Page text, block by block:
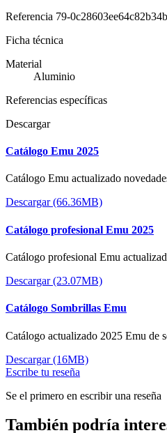
Referencia 79-
Ficha técnica
Material
Aluminio
Referencias específicas
Descargar
Catálogo Emu 2025
Catálogo Emu actualizado
Descargar (66.36MB)
Catálogo profesional Emu 2025
Catálogo profesional Emu
Descargar (23.07MB)
Catálogo Sombrillas Emu
Catálogo actualizado 2025 Emu de
Descargar (16MB)
Escribe tu reseña
Se el primero en escribir una reseña
También podría